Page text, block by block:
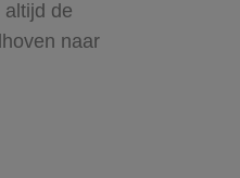
de
naar